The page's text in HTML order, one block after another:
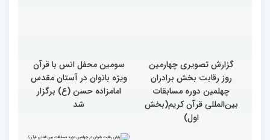
گزارش تصویری چهارمین
روز رقابت بخش برادران
چهلمین دوره مسابقات
بین‌المللی قرآن کریم(بخش
اول)
سومین محفل انس با قرآن
ویژه بانوان در آستان مقدس
امامزاده حسن (ع) برگزار
شد